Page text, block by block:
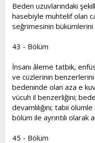
Beden uzuvlarındaki
hasebiyle muhtelif olan
seğrimesinin bükümlerini
43 - Bölüm
İnsanı âleme tatbik,
ve cüzlerinin
bedeninde olan aza e
vücuh il benzerliğini;
devamlılığını; tabii
bölüm ile ayrıntılı olarak
45 - Bölüm